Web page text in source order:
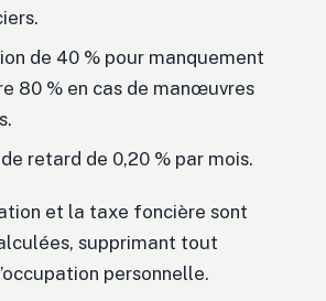
de 40 % pour manquement
80 % en cas de manœuvres
retard de 0,20 % par mois.
et la taxe foncière sont
supprimant tout
personnelle.